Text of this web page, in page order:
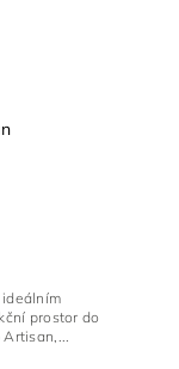
ideálním
prostor do